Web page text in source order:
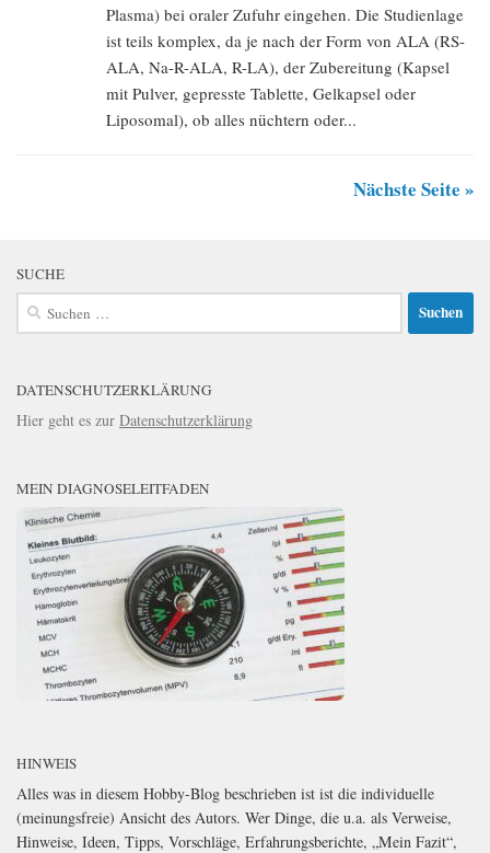
Plasma) bei oraler Zufuhr eingehen. Die Studienlage
ist teils komplex, da je nach der Form von ALA (RS-
ALA, Na-R-ALA, R-LA), der Zubereitung (Kapsel
mit Pulver, gepresste Tablette, Gelkapsel oder
Liposomal), ob alles nüchtern oder...
Nächste Seite »
SUCHE
Suchen
DATENSCHUTZERKLÄRUNG
Hier geht es zur Datenschutzerklärung
MEIN DIAGNOSELEITFADEN
HINWEIS
Alles was in diesem Hobby-Blog beschrieben ist ist die individuelle
(meinungsfreie) Ansicht des Autors. Wer Dinge, die u.a. als Verweise,
Hinweise, Ideen, Tipps, Vorschläge, Erfahrungsberichte, „Mein Fazit“,